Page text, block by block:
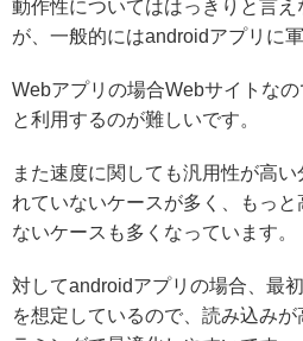
動作性についてははっきりと言
が、一般的にはandroidアプリに
Webアプリの場合Webサイトな
と利用するのが難しいです。
また速度に関しても汎用性が高
れていないケースが多く、もっ
ないケースも多くなっています。
対してandroidアプリの場合、最
を想定しているので、読み込み